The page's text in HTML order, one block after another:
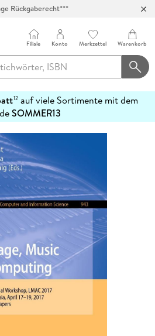
in über 100 Filialen
Filiale Konto Merkzettel Warenkorb
12auf viele Sortimente mit dem
SOMMER13